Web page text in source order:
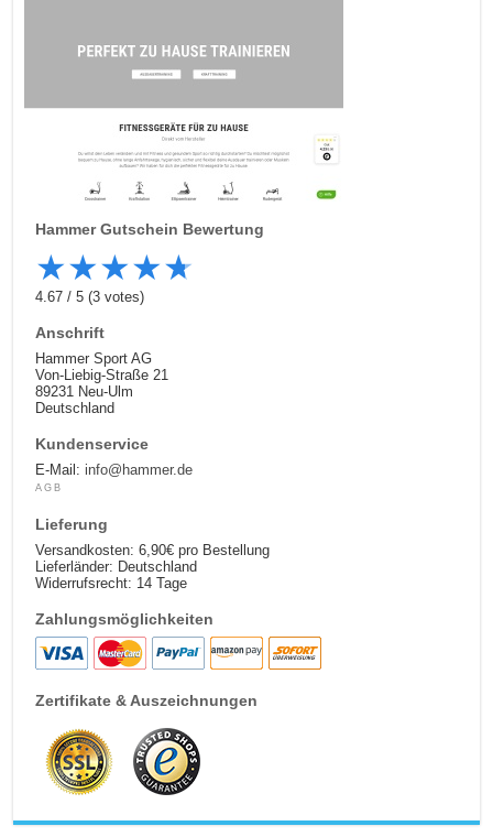
HammerGutschein Bewertung
★★★★★
4.67/5 (3 votes)
Anschrift
Hammer Sport AG
Von-Liebig-Straße 21
89231 Neu-Ulm
Deutschland
Kundenservice
E-Mail:info@hammer.de
AGB
Lieferung
Versandkosten: 6,90€ pro Bestellung
Lieferländer: Deutschland
Widerrufsrecht: 14 Tage
Zahlungsmöglichkeiten
Zertifikate & Auszeichnungen